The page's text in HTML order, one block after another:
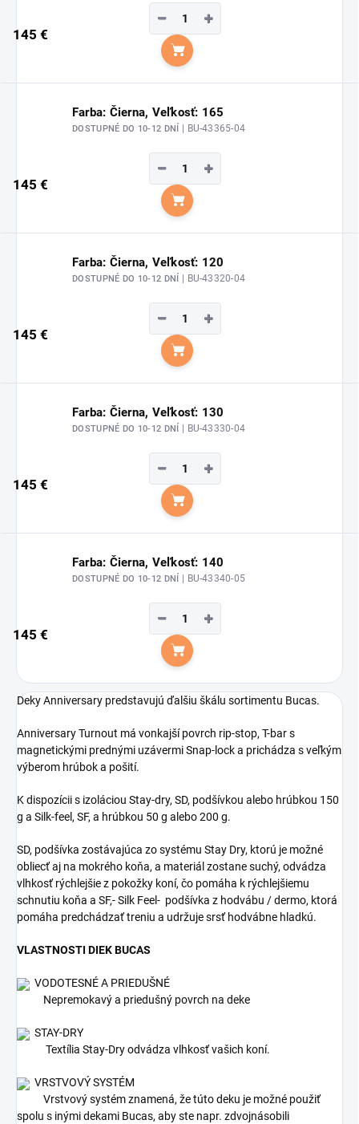
145 €
+
−
Do košíka
Farba: Čierna, Veľkosť: 165
DOSTUPNÉ DO 10-12 DNÍ | BU-43365-04
145 €
+
−
Do košíka
Farba: Čierna, Veľkosť: 120
DOSTUPNÉ DO 10-12 DNÍ | BU-43320-04
145 €
+
−
Do košíka
Farba: Čierna, Veľkosť: 130
DOSTUPNÉ DO 10-12 DNÍ | BU-43330-04
145 €
+
−
Do košíka
Farba: Čierna, Veľkosť: 140
DOSTUPNÉ DO 10-12 DNÍ | BU-43340-05
145 €
+
−
Do košíka
Deky Anniversary predstavujú ďalšiu škálu sortimentu Bucas.
Anniversary Turnout má vonkajší povrch rip-stop, T-bar s
magnetickými prednými uzávermi Snap-lock a prichádza s veľkým
výberom hrúbok a pošití.
K dispozícii s izoláciou Stay-dry, SD, podšívkou alebo hrúbkou 150
g a Silk-feel, SF, a hrúbkou 50 g alebo 200 g.
SD, podšívka zostávajúca zo systému Stay Dry, ktorú je možné
obliecť aj na mokrého koňa, a materiál zostane suchý, odvádza
vlhkosť rýchlejšie z pokožky koní, čo pomáha k rýchlejšiemu
schnutiu koňa a SF,- Silk Feel- podšívka z hodvábu / dermo, ktorá
pomáha predchádzať treniu a udržuje srsť hodvábne hladkú.
VLASTNOSTI DIEK BUCAS
VODOTESNÉ A PRIEDUŠNÉ
Nepremokavý a priedušný povrch na deke
STAY-DRY
Textília Stay-Dry odvádza vlhkosť vašich koní.
VRSTVOVÝ SYSTÉM
Vrstvový systém znamená, že túto deku je možné použiť
spolu s inými dekami Bucas, aby ste napr. zdvojnásobili